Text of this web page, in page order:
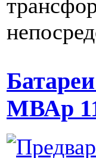
МВАр